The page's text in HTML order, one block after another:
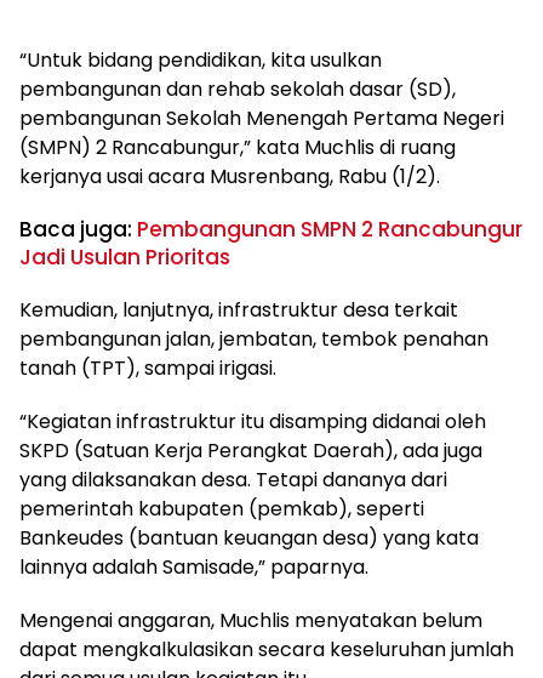
“Untuk bidang pendidikan, kita usulkan
pembangunan dan rehab sekolah dasar (SD),
pembangunan Sekolah Menengah Pertama Negeri
(SMPN) 2 Rancabungur,” kata Muchlis di ruang
kerjanya usai acara Musrenbang, Rabu (1/2).
Baca juga: Pembangunan SMPN 2 Rancabungur
Jadi Usulan Prioritas
Kemudian, lanjutnya, infrastruktur desa terkait
pembangunan jalan, jembatan, tembok penahan
tanah (TPT), sampai irigasi.
“Kegiatan infrastruktur itu disamping didanai oleh
SKPD (Satuan Kerja Perangkat Daerah), ada juga
yang dilaksanakan desa. Tetapi dananya dari
pemerintah kabupaten (pemkab), seperti
Bankeudes (bantuan keuangan desa) yang kata
lainnya adalah Samisade,” paparnya.
Mengenai anggaran, Muchlis menyatakan belum
dapat mengkalkulasikan secara keseluruhan jumlah